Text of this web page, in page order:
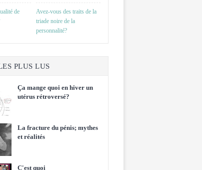
de
Avez-vous des traits de la
triade noire de la
personnalité?
PLUS LUS
Ça mange quoi en hiver un
utérus rétroversé?
La fracture du pénis; mythes
et réalités
C'est quoi